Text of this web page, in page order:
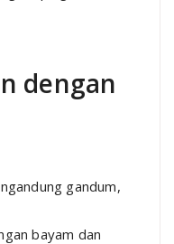
dengan
gandum,
bayam dan